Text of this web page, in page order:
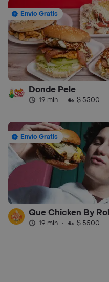
Envío Gratis
Donde Pele
19 min · $ 5500
Envío Gratis
19 min · $ 5500